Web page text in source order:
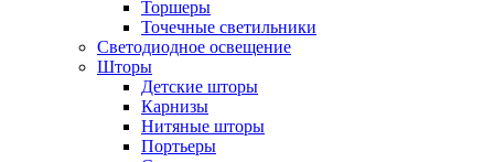
Торшеры
Точечные светильники
Светодиодное освещение
Шторы
Детские шторы
Карнизы
Нитяные шторы
Портьеры